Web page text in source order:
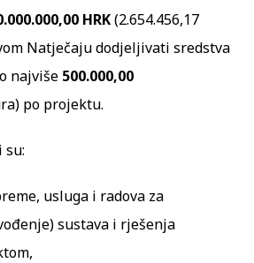
HRK(2.654.456,17
Natječaju dodjeljivati sredstva
najviše 500.000,00
po projektu.
su:
usluga i radova za
sustava i rješenja